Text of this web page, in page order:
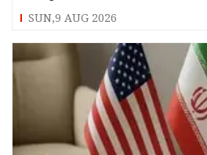
SUN,9 AUG 2026